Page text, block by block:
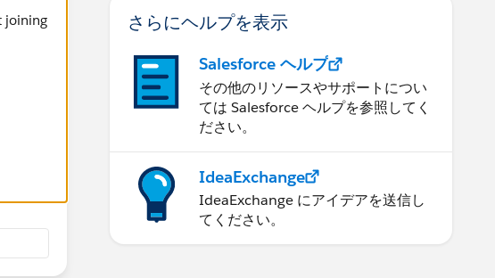
joining
さらにヘルプを表示
Salesforce ヘルプ
その他のリソースやサポートについ
ては Salesforce ヘルプを参照してく
ださい。
IdeaExchange
IdeaExchange にアイデアを送信し
てください。